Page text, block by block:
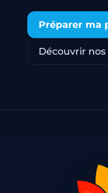
Préparer ma
Découvrir nos